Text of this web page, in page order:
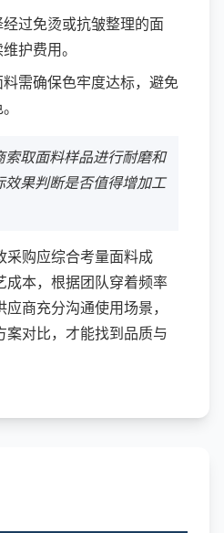
经过免烫或抗皱整理的面
护费用。
料需确保色牢度达标，避免
索取面料样品进行耐磨和
效果判断是否值得增加工
采购应综合考量面料成
成本，根据团队穿着频率
商充分沟通使用场景，
案对比，才能找到品质与